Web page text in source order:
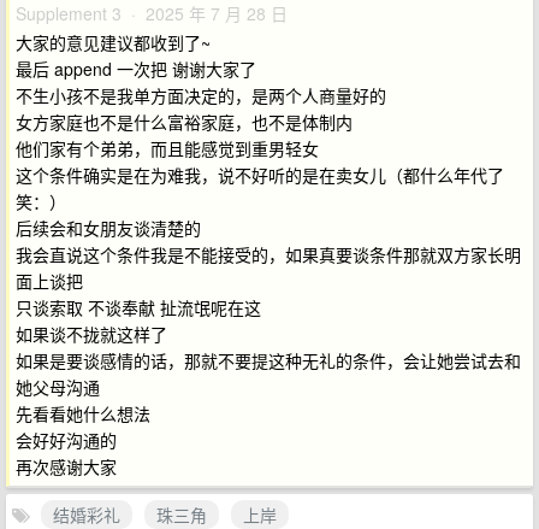
Supplement 3 · 2025 年 7 月 28 日
大家的意见建议都收到了~
最后 append 一次把 谢谢大家了
不生小孩不是我单方面决定的，是两个人商量好的
女方家庭也不是什么富裕家庭，也不是体制内
他们家有个弟弟，而且能感觉到重男轻女
这个条件确实是在为难我，说不好听的是在卖女儿（都什么年代了
笑：）
后续会和女朋友谈清楚的
我会直说这个条件我是不能接受的，如果真要谈条件那就双方家长明
面上谈把
只谈索取 不谈奉献 扯流氓呢在这
如果谈不拢就这样了
如果是要谈感情的话，那就不要提这种无礼的条件，会让她尝试去和
她父母沟通
先看看她什么想法
会好好沟通的
再次感谢大家
结婚彩礼
珠三角
上岸